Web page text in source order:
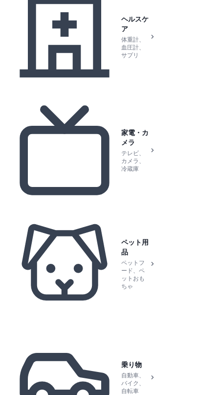
ヘルスケ
ア
体重計、
血圧計、
サプリ
家電・カ
メラ
テレビ、
カメラ、
冷蔵庫
ペット用
品
ペットフ
ード、ペ
ットおも
ちゃ
乗り物
自動車、
バイク、
自転車